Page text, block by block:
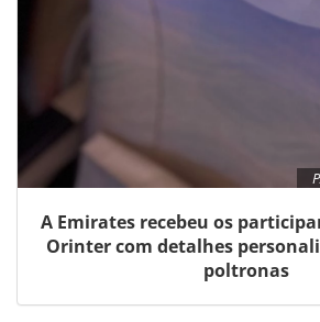
A Emirates recebeu os
Orinter com detalhes
poltronas